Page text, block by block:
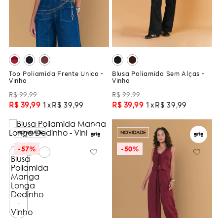
Top Poliamida Frente Única -
Vinho
R$ 99,99
R$ 39,99 1 R$ 39 ,99
Blusa Poliamida Sem Alças -
Vinho
R$ 99,99
R$ 39,99 1 R$ 39 ,99
NOVIDADE
-57%
NOVIDADE
-50%